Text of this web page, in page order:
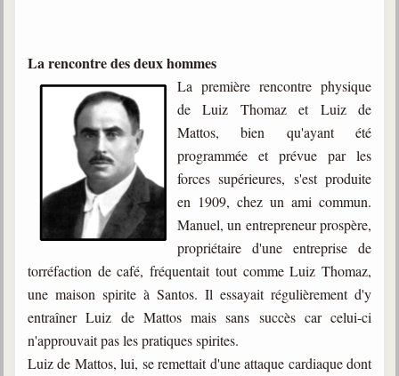
Galerie
Galerie photos
Vidéoscope
Filmothèque
Les Illustrés
Vidéos courtes de Divaldo
Liens spirites
Centres spirites
La rencontre des deux hommes
La première rencontre physique
de Luiz Thomaz et Luiz de
Mattos, bien qu'ayant été
programmée et prévue par les
forces supérieures, s'est produite
en 1909, chez un ami commun.
Manuel, un entrepreneur prospère,
propriétaire d'une entreprise de
torréfaction de café, fréquentait tout comme Luiz Thomaz,
une maison spirite à Santos. Il essayait régulièrement d'y
entraîner Luiz de Mattos mais sans succès car celui-ci
n'approuvait pas les pratiques spirites.
Luiz de Mattos, lui, se remettait d'une attaque cardiaque dont